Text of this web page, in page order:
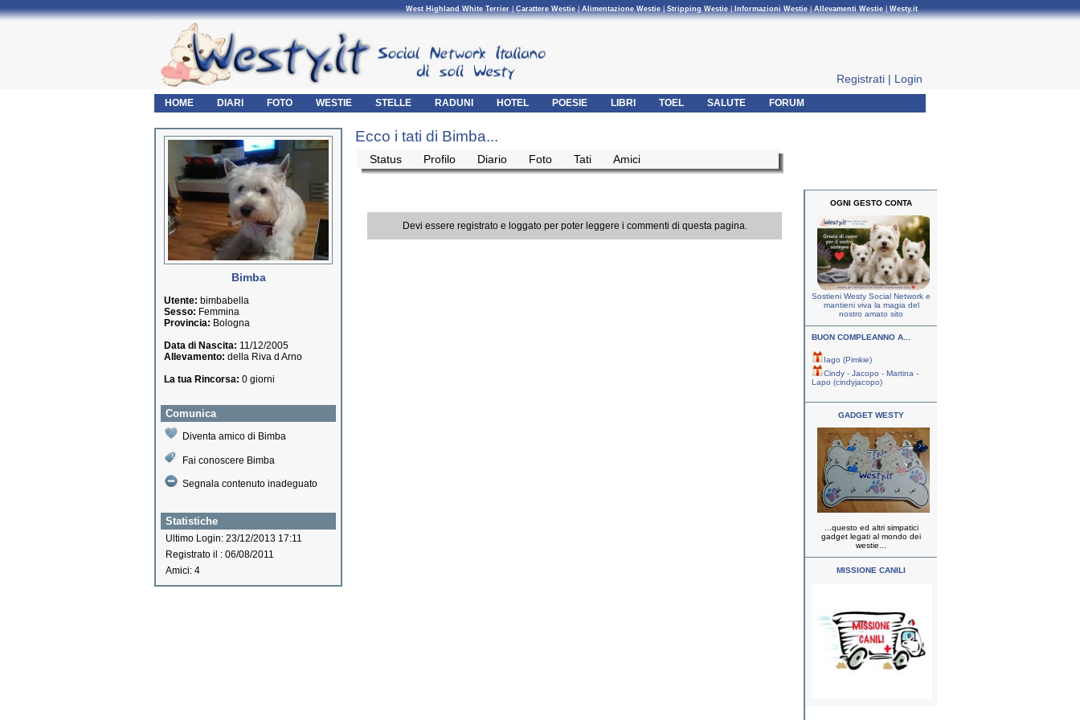
West Highland White Terrier|Carattere Westie|Alimentazione Westie|Stripping Westie| Informazioni Westie|Allevamenti Westie|Westy.it
Registrati | Login
HOME DIARI FOTO WESTIE STELLE RADUNI HOTEL POESIE LIBRI TOEL SALUTE FORUM
Bimba
Utente: bimbabella
Sesso: Femmina
Provincia: Bologna
Data di Nascita: 11/12/2005
Allevamento: della Riva d Arno
La tua Rincorsa: 0 giorni
Comunica
Diventa amico di Bimba
Fai conoscere Bimba
Segnala contenuto inadeguato
Statistiche
Ultimo Login: 23/12/2013 17:11
Registrato il : 06/08/2011
Amici: 4
Ecco i tati di Bimba...
Status Profilo Diario Foto Tati Amici
Devi essere registrato e loggato per poter leggere i commenti di questa pagina.
OGNI GESTO CONTA
Sostieni Westy Social Network e
mantieni viva la magia del
nostro amato sito
BUON COMPLEANNO A...
Iago (Pimkie)
Cindy - Jacopo - Martina -
Lapo (cindyjacopo)
GADGET WESTY
...questo ed altri simpatici
gadget legati al mondo dei
westie...
MISSIONE CANILI